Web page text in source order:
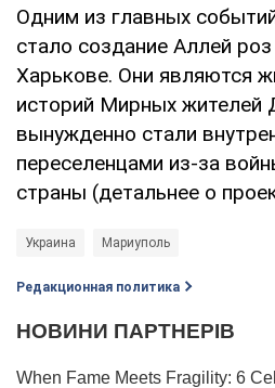
Одним из главных
стало создание Аллей
Харькове. Они являются
историй Мирных жителей
вынужденно стали
переселенцами из-за
страны (детальнее о
Украина Мариуполь
Редакционная политика